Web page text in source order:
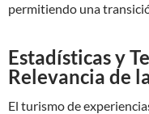
permitiendo una
Estadísticas y
Relevancia de
El turismo de